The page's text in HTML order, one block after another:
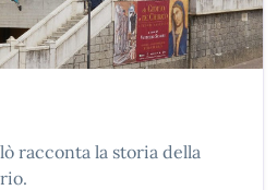
racconta la storia della